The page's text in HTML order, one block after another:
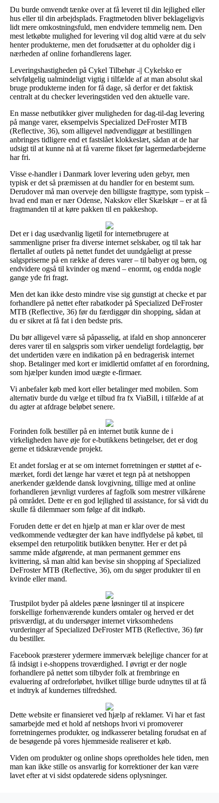
Du burde omvendt tænke over at få leveret til din lejlighed eller
hus eller til din arbejdsplads. Fragtmetoden bliver beklageligvis
lidt mere omkostningsfuld, men endvidere temmelig nem. Den
mest letkøbte mulighed for levering vil dog altid være at du selv
henter produkterne, men det forudsætter at du opholder dig i
nærheden af online forhandlerens lager.
Leveringshastigheden på Cykel Tilbehør -|| Cykelsko er
selvfølgelig ualmindeligt vigtig i tilfælde af at man absolut skal
bruge produkterne inden for få dage, så derfor er det faktisk
centralt at du checker leveringstiden ved den aktuelle vare.
En masse netbutikker giver muligheden for dag-til-dag levering
på mange varer, eksempelvis Specialized DeFroster MTB
(Reflective, 36), som alligevel nødvendiggør at bestillingen
anbringes tidligere end et fastslået klokkeslæt, sådan at de har
udsigt til at kunne nå at få varerne fikset før lagermedarbejderne
har fri.
Visse e-handler i Danmark lover levering uden gebyr, men
typisk er det så præmissen at du handler for en bestemt sum.
Derudover må man overveje den billigste fragttype, som typisk –
hvad end man er nær Odense, Nakskov eller Skælskør – er at få
fragtmanden til at køre pakken til en pakkeshop.
Det er i dag usædvanlig ligetil for internetbrugere at
sammenligne priser fra diverse internet selskaber, og til tak har
flertallet af outlets på nettet fundet det uundgåeligt at presse
salgspriserne på en række af deres varer – til babyer og børn, og
endvidere også til kvinder og mænd – enormt, og endda nogle
gange yde fri fragt.
Men det kan ikke desto mindre vise sig gunstigt at checke et par
forhandlere på nettet efter rabatkoder på Specialized DeFroster
MTB (Reflective, 36) før du færdiggør din shopping, sådan at
du er sikret at få fat i den bedste pris.
Du bør alligevel være så påpasselig, at ifald en shop annoncerer
deres varer til en salgspris som virker uendeligt fordelagtig, bør
det undertiden være en indikation på en bedragerisk internet
shop. Betalinger med kort er imidlertid omfattet af en forordning,
som hjælper kunden imod uægte e-firmaer.
Vi anbefaler køb med kort eller betalinger med mobilen. Som
alternativ burde du vælge et tilbud fra fx ViaBill, i tilfælde af at
du agter at afdrage beløbet senere.
Forinden folk bestiller på en internet butik kunne de i
virkeligheden have øje for e-butikkens betingelser, det er dog
gerne et tidskrævende projekt.
Et andet forslag er at se om internet forretningen er støttet af e-
mærket, fordi det længe har været et tegn på at netshoppen
anerkender gældende dansk lovgivning, tillige med at online
forhandleren jævnligt vurderes af fagfolk som mestrer vilkårene
på området. Dette er en god lejlighed til assistance, for så vidt du
skulle få dilemmaer som følge af dit indkøb.
Foruden dette er det en hjælp at man er klar over de mest
vedkommende vedtægter der kan have indflydelse på købet, til
eksempel den returpolitik butikken benytter. Her er det på
samme måde afgørende, at man permanent gemmer ens
kvittering, så man altid kan bevise sin shopping af Specialized
DeFroster MTB (Reflective, 36), om du søger produkter til en
kvinde eller mand.
Trustpilot byder på aldeles pæne løsninger til at inspicere
forskellige forhenværende kunders omtaler og herved er det
prisværdigt, at du undersøger internet virksomhedens
vurderinger af Specialized DeFroster MTB (Reflective, 36) før
du bestiller.
Facebook præsterer ydermere immervæk belejlige chancer for at
få indsigt i e-shoppens troværdighed. I øvrigt er der nogle
forhandlere på nettet som tilbyder folk at frembringe en
evaluering af ordreforløbet, hvilket tillige burde udnyttes til at få
et indtryk af kundernes tilfredshed.
Dette website er finansieret ved hjælp af reklamer. Vi har et fast
samarbejde med et hold af netshops hvori vi promoverer
forretningernes produkter, og indkasserer betaling forudsat en af
de besøgende på vores hjemmeside realiserer et køb.
Viden om produkter og online shops opretholdes hele tiden, men
man kan ikke stille os ansvarlig for korrektioner der kan være
lavet efter at vi sidst opdaterede sidens oplysninger.